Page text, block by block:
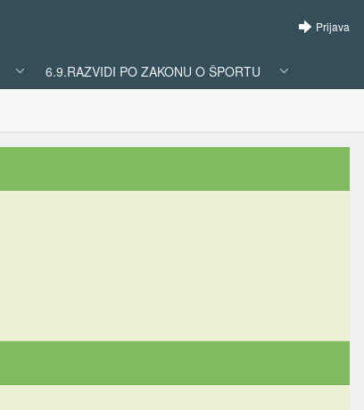
Prijava
6.9.RAZVIDI PO ZAKONU O ŠPORTU